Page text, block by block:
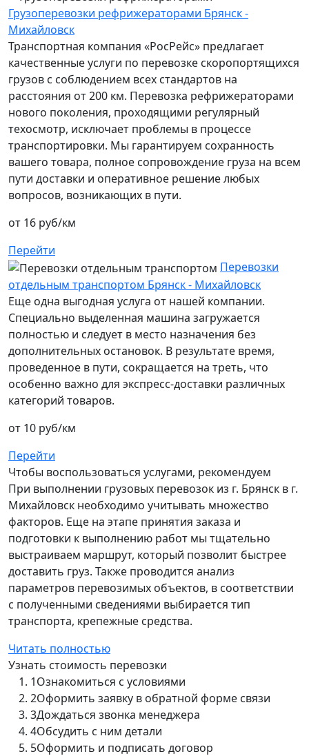
Грузоперевозки рефрижераторами Брянск -
Михайловск
Транспортная компания «РосРейс» предлагает
качественные услуги по перевозке скоропортящихся
грузов с соблюдением всех стандартов на
расстояния от 200 км. Перевозка рефрижераторами
нового поколения, проходящими регулярный
техосмотр, исключает проблемы в процессе
транспортировки. Мы гарантируем сохранность
вашего товара, полное сопровождение груза на всем
пути доставки и оперативное решение любых
вопросов, возникающих в пути.
от 16 руб/км
Перейти
Перевозки
отдельным транспортом Брянск - Михайловск
Еще одна выгодная услуга от нашей компании.
Специально выделенная машина загружается
полностью и следует в место назначения без
дополнительных остановок. В результате время,
проведенное в пути, сокращается на треть, что
особенно важно для экспресс-доставки различных
категорий товаров.
от 10 руб/км
Перейти
Чтобы воспользоваться услугами, рекомендуем
При выполнении грузовых перевозок из г. Брянск в г.
Михайловск необходимо учитывать множество
факторов. Еще на этапе принятия заказа и
подготовки к выполнению работ мы тщательно
выстраиваем маршрут, который позволит быстрее
доставить груз. Также проводится анализ
параметров перевозимых объектов, в соответствии
с полученными сведениями выбирается тип
транспорта, крепежные средства.
Читать полностью
Узнать стоимость перевозки
1Ознакомиться с условиями
2Оформить заявку в обратной форме связи
3Дождаться звонка менеджера
4Обсудить с ним детали
5Оформить и подписать договор